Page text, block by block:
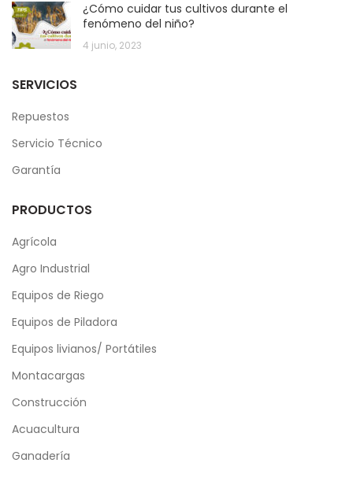
¿Cómo cuidar tus cultivos durante el
fenómeno del niño?
4 junio, 2023
SERVICIOS
Repuestos
Servicio Técnico
Garantía
PRODUCTOS
Agrícola
Agro Industrial
Equipos de Riego
Equipos de Piladora
Equipos livianos/ Portátiles
Montacargas
Construcción
Acuacultura
Ganadería